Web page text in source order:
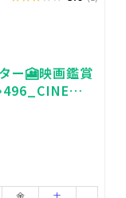
ー🎦映画鑑賞